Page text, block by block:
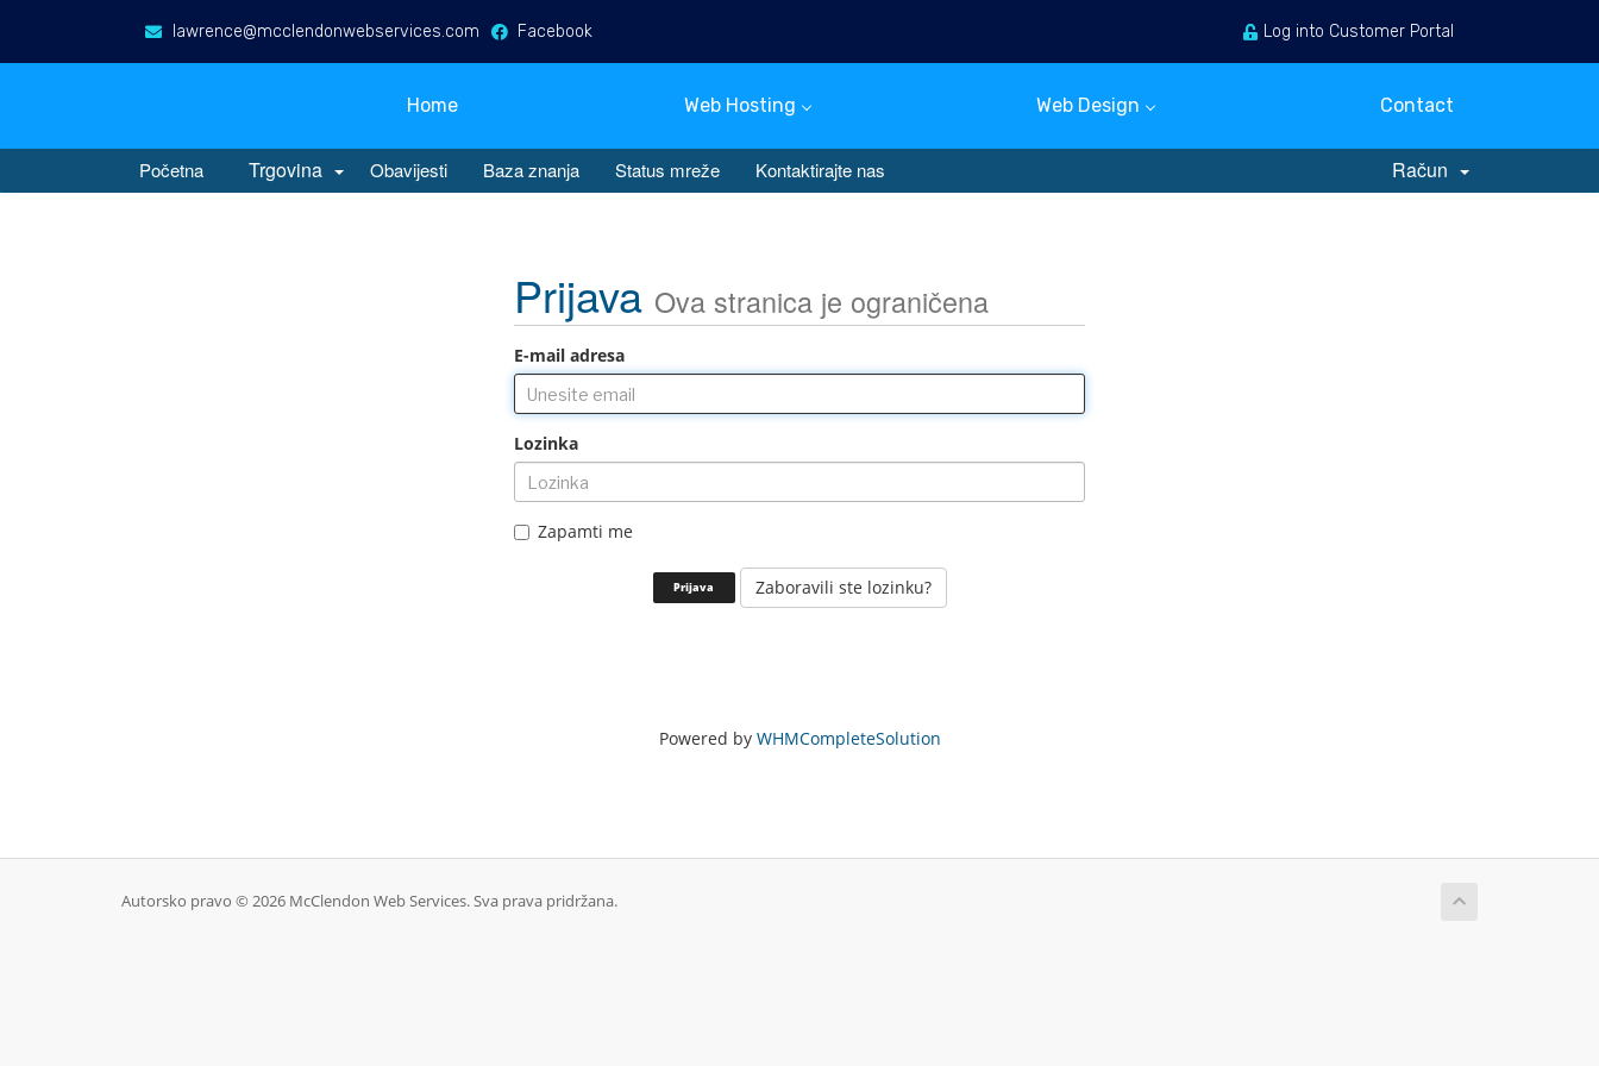
lawrence@mcclendonwebservices.com Facebook Log into Customer Portal
Home Web Hosting Web Design Contact
Hrvatski Prijava Pregled košarice
Početna Trgovina Obavijesti Baza znanja Status mreže Kontaktirajte nas Račun
Prijava Ova stranica je ograničena
E-mail adresa
Lozinka
Zapamti me
Zaboravili ste lozinku?
Powered by WHMCompleteSolution
Autorsko pravo © 2026 McClendon Web Services. Sva prava pridržana.